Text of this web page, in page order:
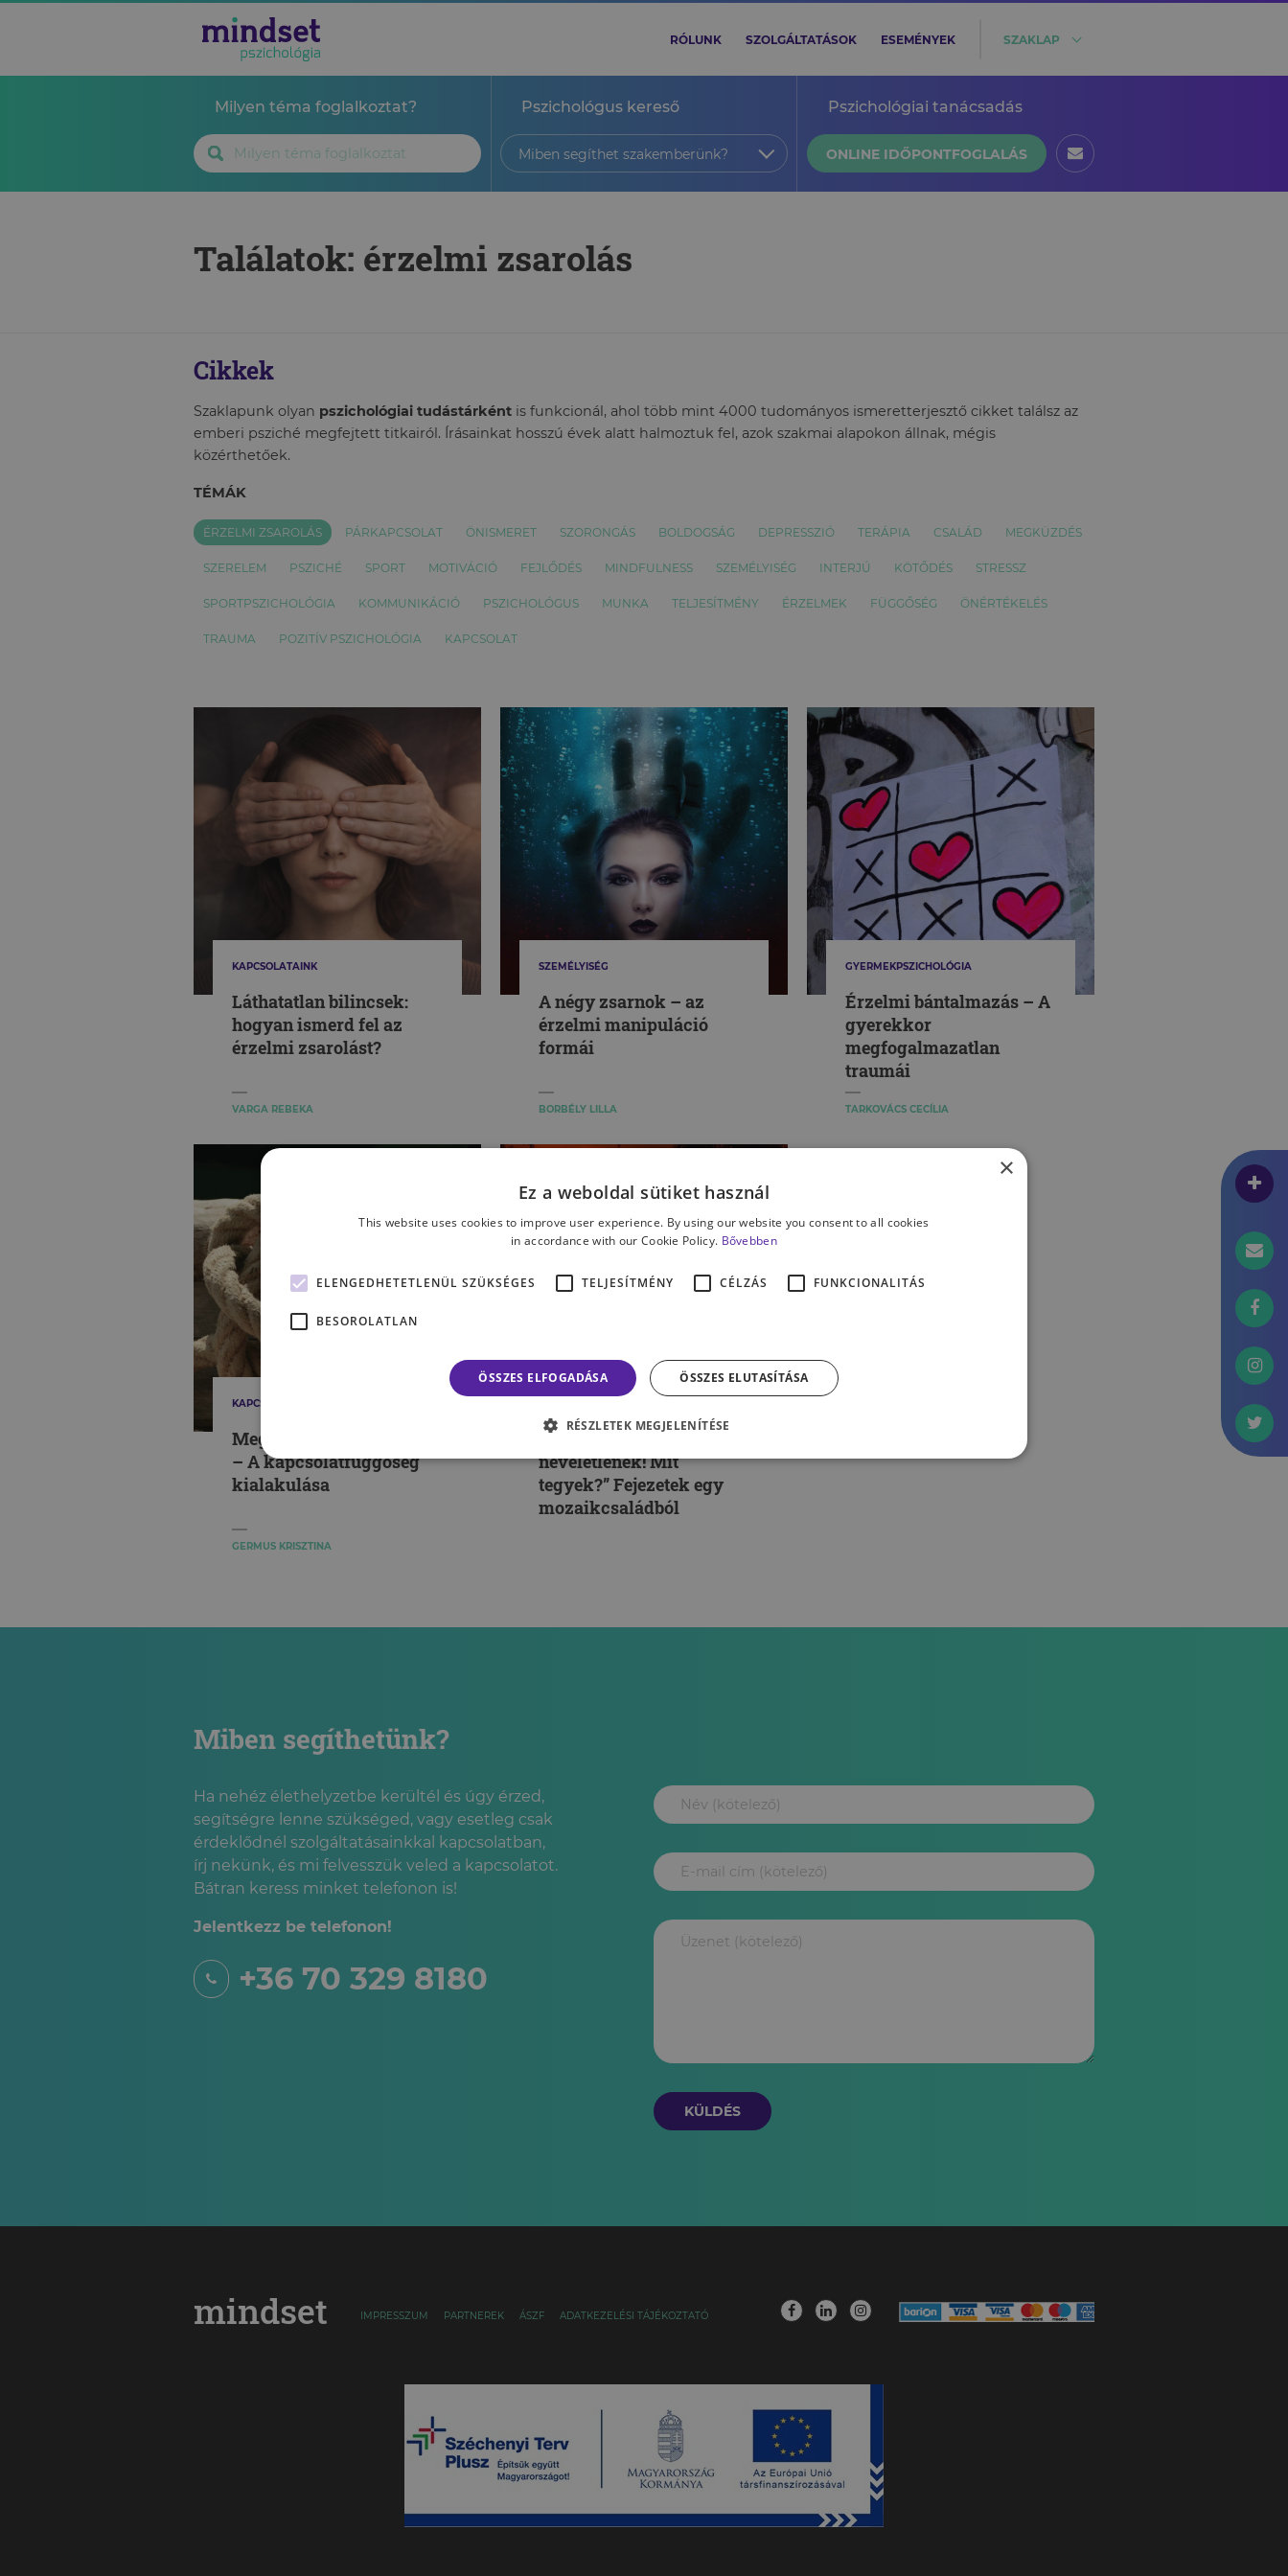
RÓLUNK SZOLGÁLTATÁSOK ESEMÉNYEK SZAKLAP
Milyen téma foglalkoztat? Pszichológus kereső
Miben segíthet szakemberünk?
Pszichológiai tanácsadás
ONLINE IDŐPONTFOGLALÁS
Találatok: érzelmi zsarolás
Cikkek
Szaklapunk olyan pszichológiai tudástárként is funkcionál, ahol több mint 4000 tudományos ismeretterjesztő cikket találsz az
emberi psziché megfejtett titkairól. Írásainkat hosszú évek alatt halmoztuk fel, azok szakmai alapokon állnak, mégis
közérthetőek.
TÉMÁK
ÉRZELMI ZSAROLÁS PÁRKAPCSOLAT ÖNISMERET SZORONGÁS BOLDOGSÁG DEPRESSZIÓ TERÁPIA CSALÁD MEGKÜZDÉS
SZERELEM PSZICHÉ SPORT MOTIVÁCIÓ FEJLŐDÉS MINDFULNESS SZEMÉLYISÉG INTERJÚ KÖTŐDÉS STRESSZ
SPORTPSZICHOLÓGIA KOMMUNIKÁCIÓ PSZICHOLÓGUS MUNKA TELJESÍTMÉNY ÉRZELMEK FÜGGŐSÉG ÖNÉRTÉKELÉS
TRAUMA POZITÍV PSZICHOLÓGIA KAPCSOLAT
KAPCSOLATAINK
Láthatatlan bilincsek:
hogyan ismerd fel az
érzelmi zsarolást?
VARGA REBEKA
SZEMÉLYISÉG
A négy zsarnok – az
érzelmi manipuláció
formái
BORBÉLY LILLA
GYERMEKPSZICHOLÓGIA
Érzelmi bántalmazás – A
gyerekkor
megfogalmazatlan
traumái
TARKOVÁCS CECÍLIA
KAPCSOLATAINK
Megtartani. Mindenáron?
– A kapcsolatfüggőség
kialakulása
GERMUS KRISZTINA
„A párom gyerekei
neveletlenek! Mit
tegyek?” Fejezetek egy
mozaikcsaládból
Miben segíthetünk?
Ha nehéz élethelyzetbe kerültél és úgy érzed,
segítségre lenne szükséged, vagy esetleg csak
érdeklődnél szolgáltatásainkkal kapcsolatban,
írj nekünk, és mi felvesszük veled a kapcsolatot.
Bátran keress minket telefonon is!
Jelentkezz be telefonon!
+36 70 329 8180
KÜLDÉS
mindset IMPRESSZUM PARTNEREK ÁSZF ADATKEZELÉSI TÁJÉKOZTATÓ
×
Ez a weboldal sütiket használ
This website uses cookies to improve user experience. By using our website you consent to all cookies
in accordance with our Cookie Policy. Bővebben
ELENGEDHETETLENÜL SZÜKSÉGES TELJESÍTMÉNY CÉLZÁS FUNKCIONALITÁS
BESOROLATLAN
ÖSSZES ELFOGADÁSA ÖSSZES ELUTASÍTÁSA
RÉSZLETEK MEGJELENÍTÉSE